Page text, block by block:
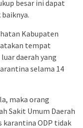
besar ini dapat
Kabupaten
tempat
daerah yang
selama 14
maka orang
Sakit Umum Daerah
karantina ODP tidak